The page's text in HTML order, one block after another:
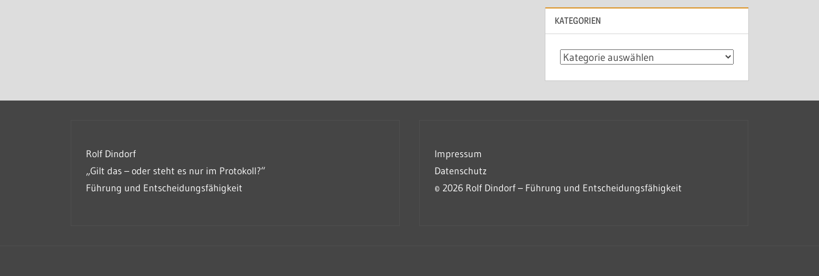
KATEGORIEN
Kategorien
Rolf Dindorf
„Gilt das – oder steht es nur im Protokoll?“
Führung und Entscheidungsfähigkeit
Impressum
Datenschutz
© 2026 Rolf Dindorf – Führung und Entscheidungsfähigkeit